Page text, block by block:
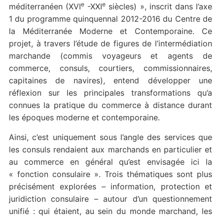
méditerranéen (XVIe -XXIe siècles) », inscrit dans l’axe
1 du programme quinquennal 2012-2016 du Centre de
la Méditerranée Moderne et Contemporaine. Ce
projet, à travers l’étude de figures de l’intermédiation
marchande (commis voyageurs et agents de
commerce, consuls, courtiers, commissionnaires,
capitaines de navires), entend développer une
réflexion sur les principales transformations qu’a
connues la pratique du commerce à distance durant
les époques moderne et contemporaine.
Ainsi, c’est uniquement sous l’angle des services que
les consuls rendaient aux marchands en particulier et
au commerce en général qu’est envisagée ici la
« fonction consulaire ». Trois thématiques sont plus
précisément explorées – information, protection et
juridiction consulaire – autour d’un questionnement
unifié : qui étaient, au sein du monde marchand, les